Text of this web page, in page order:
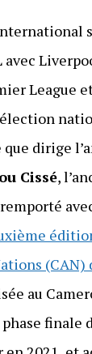
avec
League
que dirige
Cissé,
au
finale